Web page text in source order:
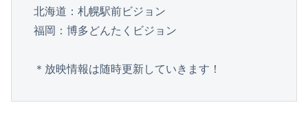
北海道：札幌駅前ビジョン
福岡：博多どんたくビジョン
＊放映情報は随時更新していきます！